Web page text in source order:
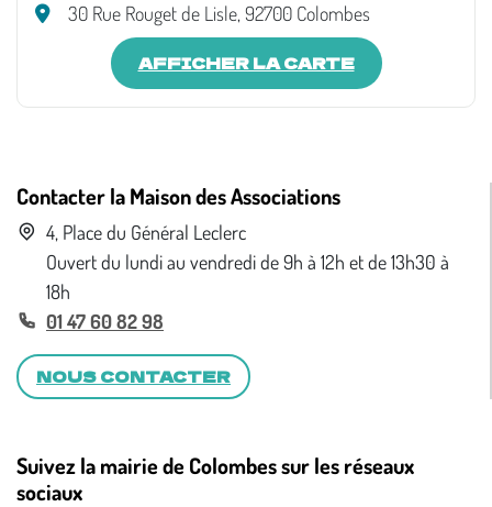
30 Rue Rouget de Lisle, 92700 Colombes
AFFICHER LA CARTE
Contacter la Maison des Associations
4, Place du Général Leclerc
Ouvert du lundi au vendredi de 9h à 12h et de 13h30 à
18h
01 47 60 82 98
NOUS CONTACTER
Suivez la mairie de Colombes sur les réseaux
sociaux